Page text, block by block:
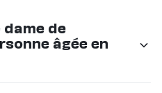
dame de
âgée en